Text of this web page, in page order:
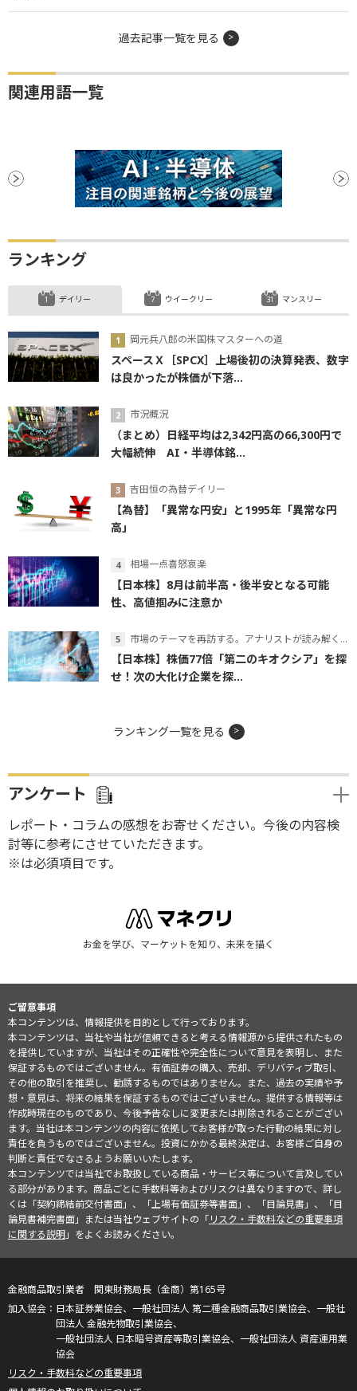
過去記事一覧を見る
関連用語一覧
ランキング
デイリー
岡元兵八郎の米国株マスターへの道
スペースＸ［SPCX］上場後初の決算発表、数字
は良かったが株価が下落...
市況概況
（まとめ）日経平均は2,342円高の66,300円で
大幅続伸 AI・半導体銘...
吉田恒の為替デイリー
【為替】「異常な円安」と1995年「異常な円
高」
相場一点喜怒哀楽
【日本株】8月は前半高・後半安となる可能
性、高値掴みに注意か
市場のテーマを再訪する。アナリストが読み解くテーマの本質
【日本株】株価77倍「第二のキオクシア」を探
せ！次の大化け企業を探...
ウイークリー マンスリー
ランキング一覧を見る
アンケート
レポート・コラムの感想をお寄せください。今後の内容検
討等に参考にさせていただきます。
※は必須項目です。
お金を学び、マーケットを知り、未来を描く
ご留意事項
本コンテンツは、情報提供を目的として行っております。
本コンテンツは、当社や当社が信頼できると考える情報源から提供されたもの
を提供していますが、当社はその正確性や完全性について意見を表明し、また
保証するものではございません。有価証券の購入、売却、デリバティブ取引、
その他の取引を推奨し、勧誘するものではありません。また、過去の実績や予
想・意見は、将来の結果を保証するものではございません。提供する情報等は
作成時現在のものであり、今後予告なしに変更または削除されることがござい
ます。当社は本コンテンツの内容に依拠してお客様が取った行動の結果に対し
責任を負うものではございません。投資にかかる最終決定は、お客様ご自身の
判断と責任でなさるようお願いいたします。
本コンテンツでは当社でお取扱している商品・サービス等について言及してい
る部分があります。商品ごとに手数料等およびリスクは異なりますので、詳し
くは「契約締結前交付書面」、「上場有価証券等書面」、「目論見書」、「目
論見書補完書面」または当社ウェブサイトの「リスク・手数料などの重要事項
に関する説明」をよくお読みください。
金融商品取引業者 関東財務局長（金商）第165号
日本証券業協会、一般社団法人 第二種金融商品取引業協会、一般社
団法人 金融先物取引業協会、
一般社団法人 日本暗号資産等取引業協会、一般社団法人 資産運用業
協会
リスク・手数料などの重要事項